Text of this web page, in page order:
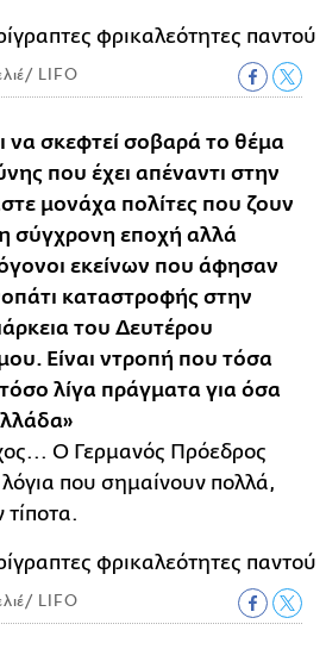
LIFO
να σκεφτεί σοβαρά το θέμα
που έχει απέναντι στην
μονάχα πολίτες που ζουν
σύγχρονη εποχή αλλά
εκείνων που άφησαν
καταστροφής στην
του Δευτέρου
Είναι ντροπή που τόσα
λίγα πράγματα για όσα
Ο Γερμανός Πρόεδρος
που σημαίνουν πολλά,
τίποτα.
LIFO